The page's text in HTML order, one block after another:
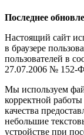
Последнее
Настоящий сайт
в браузере
пользователей в
27.07.2006 № 152-
Мы используем
корректной
качества
небольшие
устройстве при